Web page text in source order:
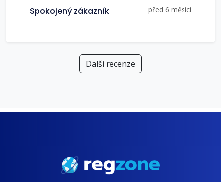
Spokojený zákazník před 6 měsíci
Další recenze